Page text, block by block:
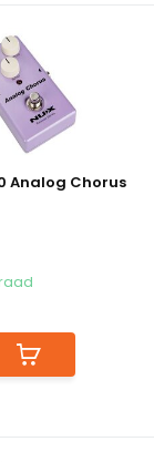
Analog Chorus